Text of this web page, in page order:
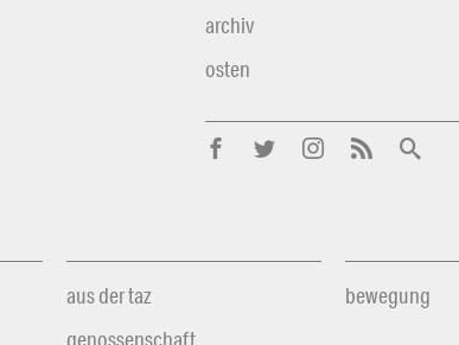
archiv
osten
aus der taz
genossenschaft
bewegung